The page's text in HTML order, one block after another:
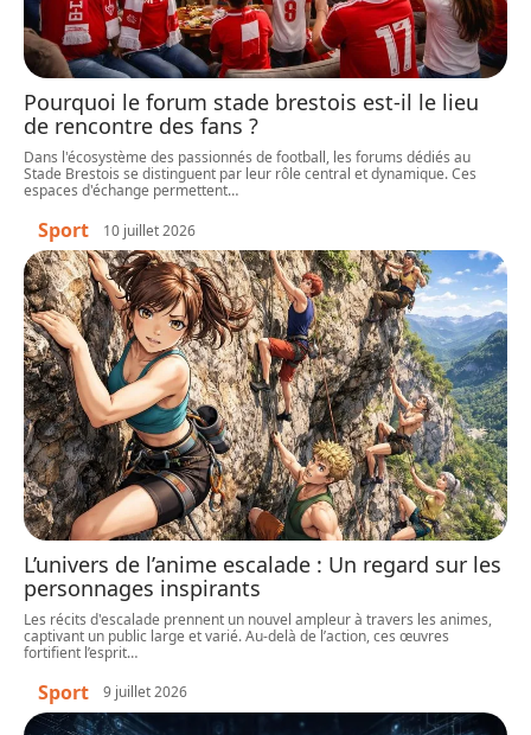
Pourquoi le forum stade brestois est-il le lieu
de rencontre des fans ?
Dans l'écosystème des passionnés de football, les forums dédiés au
Stade Brestois se distinguent par leur rôle central et dynamique. Ces
espaces d'échange permettent…
Sport 10 juillet 2026
L’univers de l’anime escalade : Un regard sur les
personnages inspirants
Les récits d'escalade prennent un nouvel ampleur à travers les animes,
captivant un public large et varié. Au-delà de l’action, ces œuvres
fortifient l’esprit…
Sport 9 juillet 2026